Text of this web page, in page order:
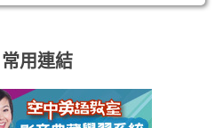
常用連結